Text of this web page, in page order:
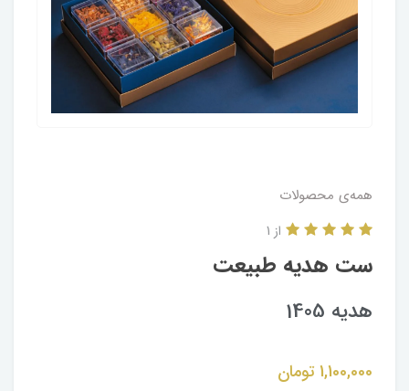
همه‌ی محصولات
ست هدیه طبیعت
از 1
هدیه 1405
1,100,000 تومان